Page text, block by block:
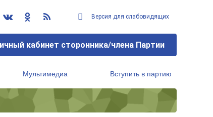
Версия для слабовидящих
кабинет сторонника/члена Партии
Мультимедиа Вступить в партию